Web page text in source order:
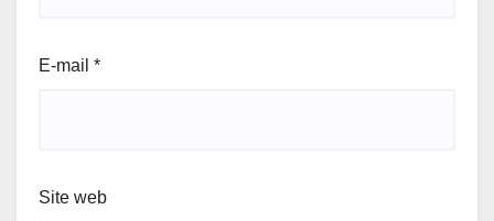
E-mail *
Site web